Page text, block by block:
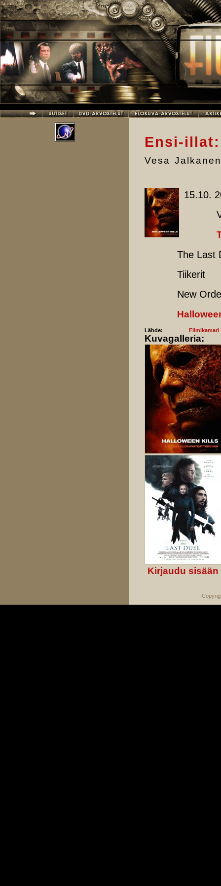
Hyppää pääsisältöön
Ensi-
Vesa Jalkanen
15.10.
The Last
Tiikerit
New
Lähde: Filmikamari
Kuvagalleria:
Kirjaudu sisään